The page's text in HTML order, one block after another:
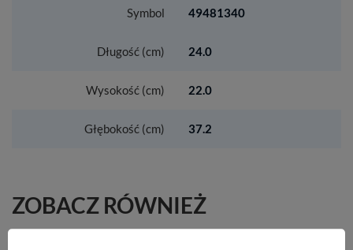
Symbol 49481340
Długość (cm) 24.0
Wysokość (cm) 22.0
Głębokość (cm) 37.2
ZOBACZ RÓWNIEŻ